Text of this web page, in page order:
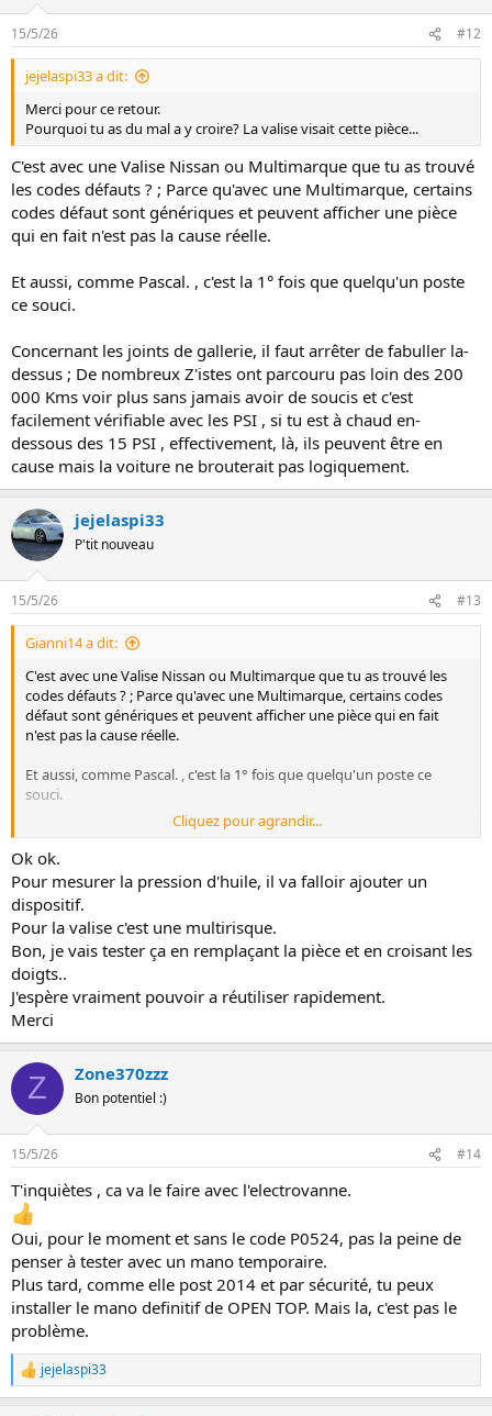
i
o
15/5/26 #12
jejelaspi33 a dit:
Merci pour ce retour.
Pourquoi tu as du mal a y croire? La valise visait cette pièce...
C'est avec une Valise Nissan ou Multimarque que tu as trouvé
les codes défauts ? ; Parce qu'avec une Multimarque, certains
codes défaut sont génériques et peuvent afficher une pièce
qui en fait n'est pas la cause réelle.
Et aussi, comme Pascal. , c'est la 1° fois que quelqu'un poste
ce souci.
Concernant les joints de gallerie, il faut arrêter de fabuller la-
dessus ; De nombreux Z'istes ont parcouru pas loin des 200
000 Kms voir plus sans jamais avoir de soucis et c'est
facilement vérifiable avec les PSI , si tu est à chaud en-
dessous des 15 PSI , effectivement, là, ils peuvent être en
cause mais la voiture ne brouterait pas logiquement.
jejelaspi33
P'tit nouveau
15/5/26 #13
Gianni14 a dit:
C'est avec une Valise Nissan ou Multimarque que tu as trouvé les
codes défauts ? ; Parce qu'avec une Multimarque, certains codes
défaut sont génériques et peuvent afficher une pièce qui en fait
n'est pas la cause réelle.
Et aussi, comme Pascal. , c'est la 1° fois que quelqu'un poste ce
souci.
Concernant les joints de gallerie, il faut arrêter de fabuller la-dessus ;
De nombreux Z'istes ont parcouru pas loin des 200 000 Kms voir
plus sans jamais avoir de soucis et c'est facilement vérifiable avec les
PSI , si tu est à chaud en-dessous des 15 PSI , effectivement, là, ils
peuvent être en cause mais la voiture ne brouterait pas
logiquement.
Cliquez pour agrandir...
Ok ok.
Pour mesurer la pression d'huile, il va falloir ajouter un
dispositif.
Pour la valise c'est une multirisque.
Bon, je vais tester ça en remplaçant la pièce et en croisant les
doigts..
J'espère vraiment pouvoir a réutiliser rapidement.
Merci
Z Zone370zzz
Bon potentiel :)
15/5/26 #14
T'inquiètes , ca va le faire avec l'electrovanne.
Oui, pour le moment et sans le code P0524, pas la peine de
penser à tester avec un mano temporaire.
Plus tard, comme elle post 2014 et par sécurité, tu peux
installer le mano definitif de OPEN TOP. Mais la, c'est pas le
problème.
L
e
jejelaspi33